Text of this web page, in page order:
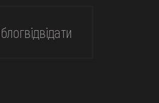
блогвідвідати